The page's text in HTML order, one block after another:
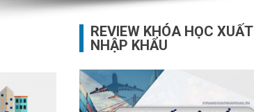
REVIEW KHÓA HỌC XUẤT
NHẬP KHẨU